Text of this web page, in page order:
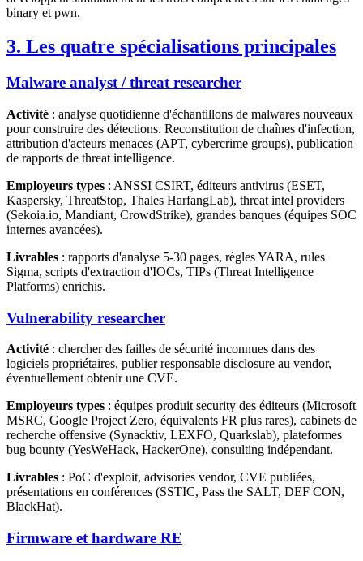
binary et pwn.
3. Les quatre spécialisations principales
Malware analyst / threat researcher
Activité : analyse quotidienne d'échantillons de malwares nouveaux
pour construire des détections. Reconstitution de chaînes d'infection,
attribution d'acteurs menaces (APT, cybercrime groups), publication
de rapports de threat intelligence.
Employeurs types : ANSSI CSIRT, éditeurs antivirus (ESET,
Kaspersky, ThreatStop, Thales HarfangLab), threat intel providers
(Sekoia.io, Mandiant, CrowdStrike), grandes banques (équipes SOC
internes avancées).
Livrables : rapports d'analyse 5-30 pages, règles YARA, rules
Sigma, scripts d'extraction d'IOCs, TIPs (Threat Intelligence
Platforms) enrichis.
Vulnerability researcher
Activité : chercher des failles de sécurité inconnues dans des
logiciels propriétaires, publier responsable disclosure au vendor,
éventuellement obtenir une CVE.
Employeurs types : équipes produit security des éditeurs (Microsoft
MSRC, Google Project Zero, équivalents FR plus rares), cabinets de
recherche offensive (Synacktiv, LEXFO, Quarkslab), plateformes
bug bounty (YesWeHack, HackerOne), consulting indépendant.
Livrables : PoC d'exploit, advisories vendor, CVE publiées,
présentations en conférences (SSTIC, Pass the SALT, DEF CON,
BlackHat).
Firmware et hardware RE